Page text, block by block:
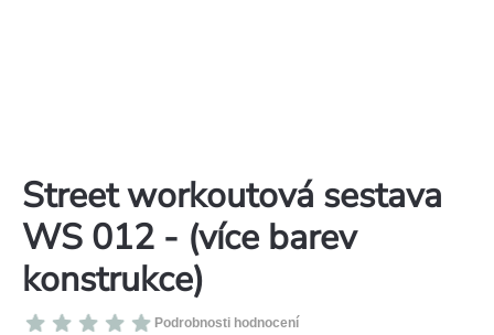
Street workoutová sestava
WS 012 - (více barev
konstrukce)
Průměrné
Podrobnosti hodnocení